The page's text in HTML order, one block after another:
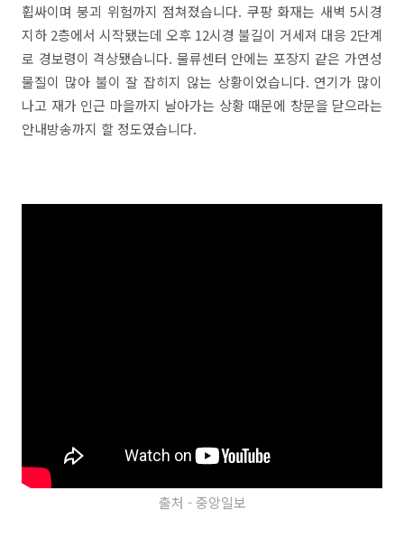
휩싸이며 붕괴 위험까지 점쳐졌습니다. 쿠팡 화재는 새벽 5시경
지하 2층에서 시작됐는데 오후 12시경 불길이 거세져 대응 2단계
로 경보령이 격상됐습니다. 물류센터 안에는 포장지 같은 가연성
물질이 많아 불이 잘 잡히지 않는 상황이었습니다. 연기가 많이
나고 재가 인근 마을까지 날아가는 상황 때문에 창문을 닫으라는
안내방송까지 할 정도였습니다.
출처 - 중앙일보